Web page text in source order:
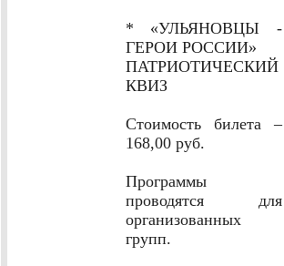
* «УЛЬЯНОВЦЫ -
ГЕРОИ РОССИИ»
ПАТРИОТИЧЕСКИЙ
КВИЗ
Стоимость билета –
168,00 руб.
Программы
проводятся для
организованных
групп.